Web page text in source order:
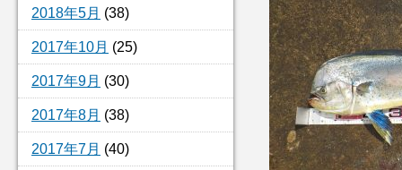
2018年5月 (38)
2017年10月 (25)
2017年9月 (30)
2017年8月 (38)
2017年7月 (40)